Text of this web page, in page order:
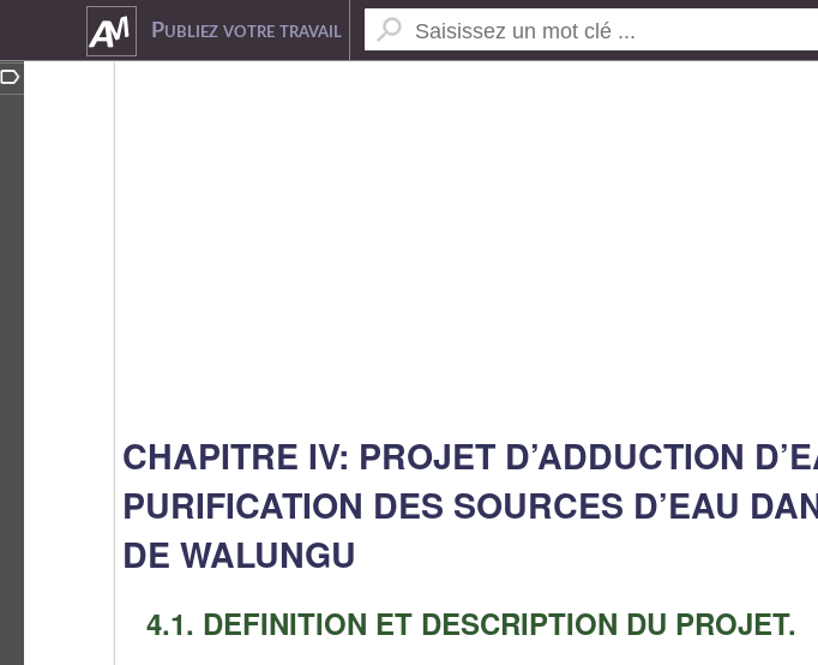
Publiez votre travail
CHAPITRE IV: PROJET D’ADDUCTION
PURIFICATION DES SOURCES D’EAU
DE WALUNGU
4.1. DEFINITION ET DESCRIPTION DU PROJET.